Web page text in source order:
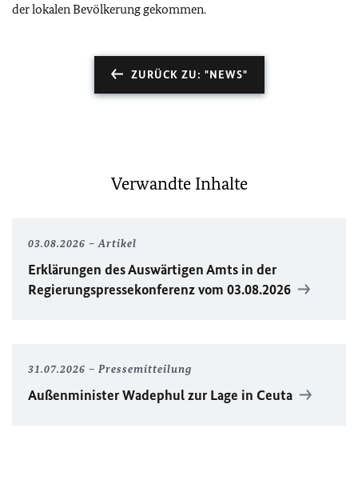
der lokalen Bevölkerung gekommen.
ZURÜCK ZU: "NEWS"
Verwandte Inhalte
03.08.2026 Artikel
Erklärungen des Auswärtigen Amts in der
Regierungspressekonferenz vom 03.08.2026
31.07.2026 Pressemitteilung
Außenminister Wadephul zur Lage in Ceuta